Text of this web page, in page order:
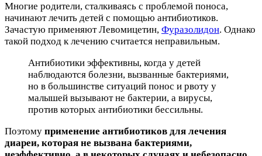
Многие родители, сталкиваясь с проблемой поноса,
начинают лечить детей с помощью антибиотиков.
Зачастую применяют Левомицетин, Фуразолидон. Однако
такой подход к лечению считается неправильным.
Антибиотики эффективны, когда у детей
наблюдаются болезни, вызванные бактериями,
но в большинстве ситуаций понос и рвоту у
малышей вызывают не бактерии, а вирусы,
против которых антибиотики бессильны.
Поэтому применение антибиотиков для лечения
диареи, которая не вызвана бактериями,